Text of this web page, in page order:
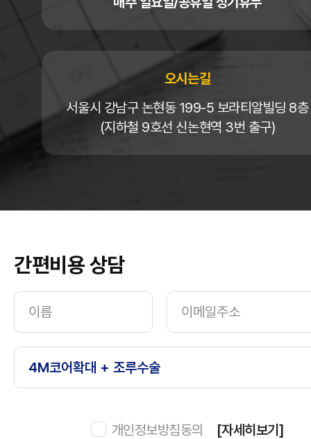
오시는길
서울시 강남구 논현동 199-5 보라티알빌딩 8층
(지하철 9호선 신논현역 3번 출구)
간편비용 상담
개인정보방침동의 [자세히보기]